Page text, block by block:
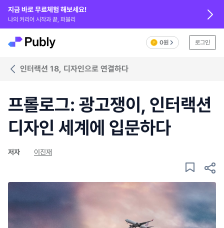
지금 바로 무료체험 해보세요!
나의 커리어 시작과 끝, 퍼블리
0원 로그인
인터랙션 18, 디자인으로 연결하다
프롤로그: 광고쟁이, 인터랙션
디자인 세계에 입문하다
저자 이진재